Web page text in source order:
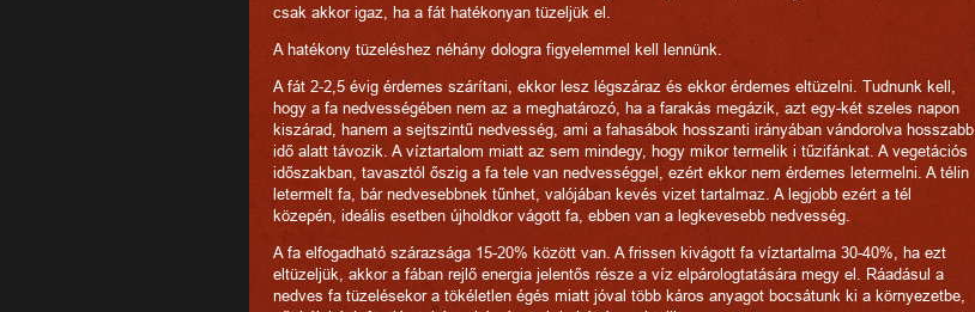
csak akkor igaz, ha a fát hatékonyan tüzeljük el.
A hatékony tüzeléshez néhány dologra figyelemmel kell lennünk.
A fát 2-2,5 évig érdemes szárítani, ekkor lesz légszáraz és ekkor érdemes eltüzelni. Tudnunk kell,
hogy a fa nedvességében nem az a meghatározó, ha a farakás megázik, azt egy-két szeles napon
kiszárad, hanem a sejtszintű nedvesség, ami a fahasábok hosszanti irányában vándorolva hosszabb
idő alatt távozik. A víztartalom miatt az sem mindegy, hogy mikor termelik i tűzifánkat. A vegetációs
időszakban, tavasztól őszig a fa tele van nedvességgel, ezért ekkor nem érdemes letermelni. A télin
letermelt fa, bár nedvesebbnek tűnhet, valójában kevés vizet tartalmaz. A legjobb ezért a tél
közepén, ideális esetben újholdkor vágott fa, ebben van a legkevesebb nedvesség.
A fa elfogadható szárazsága 15-20% között van. A frissen kivágott fa víztartalma 30-40%, ha ezt
eltüzeljük, akkor a fában rejlő energia jelentős része a víz elpárologtatására megy el. Ráadásul a
nedves fa tüzelésekor a tökéletlen égés miatt jóval több káros anyagot bocsátunk ki a környezetbe,